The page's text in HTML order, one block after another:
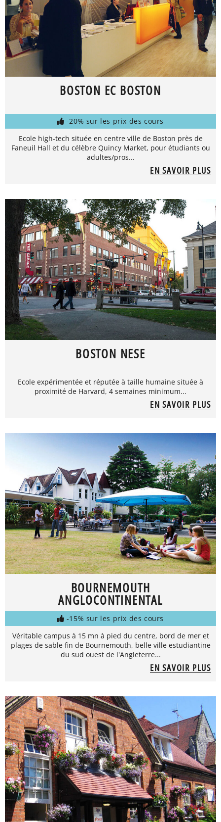
BOSTON EC BOSTON
-20% sur les prix des cours
Ecole high-tech située en centre ville de Boston près de
Faneuil Hall et du célèbre Quincy Market, pour étudiants ou
adultes/pros...
EN SAVOIR PLUS
BOSTON NESE
Ecole expérimentée et réputée à taille humaine située à
proximité de Harvard, 4 semaines minimum...
EN SAVOIR PLUS
BOURNEMOUTH
ANGLOCONTINENTAL
-15% sur les prix des cours
Véritable campus à 15 mn à pied du centre, bord de mer et
plages de sable fin de Bournemouth, belle ville estudiantine
du sud ouest de l'Angleterre...
EN SAVOIR PLUS